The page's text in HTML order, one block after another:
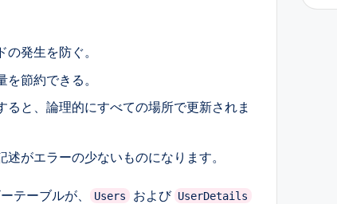
発生を防ぐ。
節約できる。
と、論理的にすべての場所で更新されま
がエラーの少ないものになります。
テーブルが、 Users および UserDetails